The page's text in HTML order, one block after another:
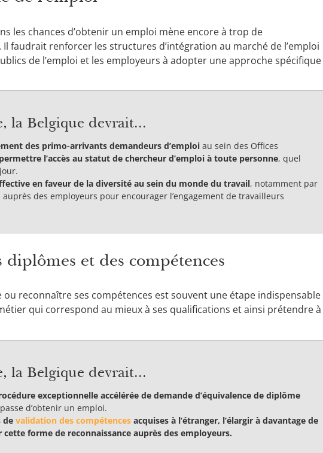
les chances d’obtenir un emploi mène encore à trop de
faudrait renforcer les structures d’intégration au marché de l’emploi
de l’emploi et les employeurs à adopter une approche spécifique
la Belgique devrait...
des primo-arrivants demandeurs d’emploi au sein des Offices
permettre l’accès au statut de chercheur d’emploi à toute personne, quel
en faveur de la diversité au sein du monde du travail, notamment par
des employeurs pour encourager l’engagement de travailleurs
et des compétences
reconnaître ses compétences est souvent une étape indispensable
qui correspond au mieux à ses qualifications et ainsi prétendre à
la Belgique devrait...
exceptionnelle accélérée de demande d’équivalence de diplôme
d’obtenir un emploi.
de validation des compétences acquises à l’étranger, l’élargir à davantage de
forme de reconnaissance auprès des employeurs.